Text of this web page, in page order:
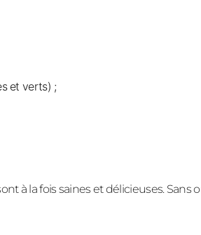
et verts) ;
à la fois saines et délicieuses. Sans